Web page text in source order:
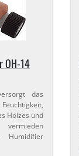
OH-​14
das
Holzes und
Humidifier